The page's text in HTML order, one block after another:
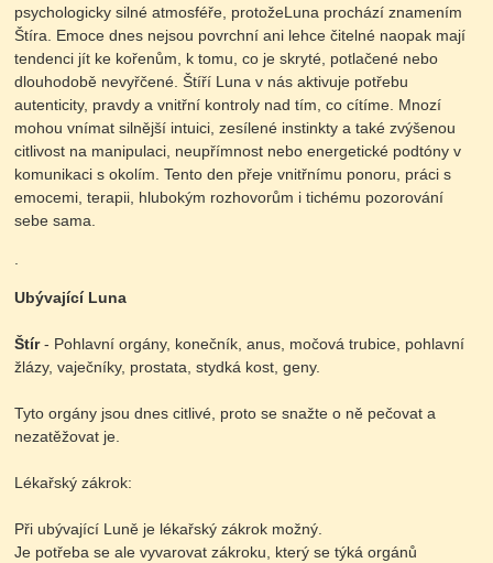
psychologicky silné atmosféře, protožeLuna prochází znamením
Štíra. Emoce dnes nejsou povrchní ani lehce čitelné naopak mají
tendenci jít ke kořenům, k tomu, co je skryté, potlačené nebo
dlouhodobě nevyřčené. Štíří Luna v nás aktivuje potřebu
autenticity, pravdy a vnitřní kontroly nad tím, co cítíme. Mnozí
mohou vnímat silnější intuici, zesílené instinkty a také zvýšenou
citlivost na manipulaci, neupřímnost nebo energetické podtóny v
komunikaci s okolím. Tento den přeje vnitřnímu ponoru, práci s
emocemi, terapii, hlubokým rozhovorům i tichému pozorování
sebe sama.
.
Ubývající Luna
Štír- Pohlavní orgány, konečník, anus, močová trubice, pohlavní
žlázy, vaječníky, prostata, stydká kost, geny.
Tyto orgány jsou dnes citlivé, proto se snažte o ně pečovat a
nezatěžovat je.
Lékařský zákrok:
Při ubývající Luně je lékařský zákrok možný.
Je potřeba se ale vyvarovat zákroku, který se týká orgánů